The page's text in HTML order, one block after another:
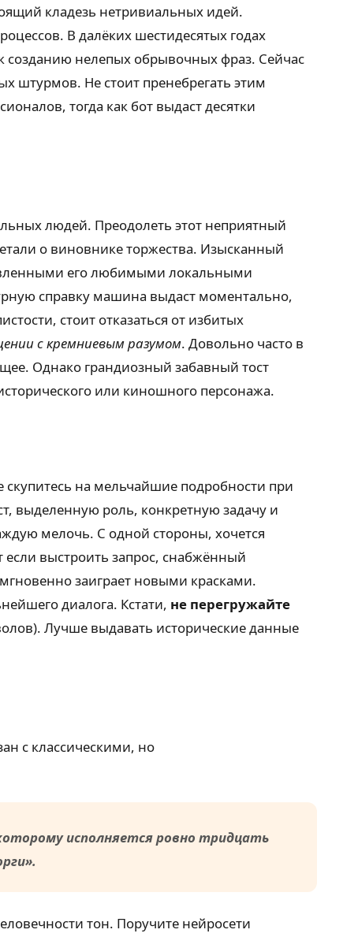
кладезь нетривиальных идей.
В далёких шестидесятых годах
созданию нелепых обрывочных фраз. Сейчас
штурмов. Не стоит пренебрегать этим
тогда как бот выдаст десятки
людей. Преодолеть этот неприятный
о виновнике торжества. Изысканный
его любимыми локальными
справку машина выдаст моментально,
стоит отказаться от избитых
с кремниевым разумом. Довольно часто в
Однако грандиозный забавный тост
или киношного персонажа.
скупитесь на мельчайшие подробности при
выделенную роль, конкретную задачу и
мелочь. С одной стороны, хочется
если выстроить запрос, снабжённый
заиграет новыми красками.
диалога. Кстати, не перегружайте
Лучше выдавать исторические данные
с классическими, но
исполняется ровно тридцать
тон. Поручите нейросети